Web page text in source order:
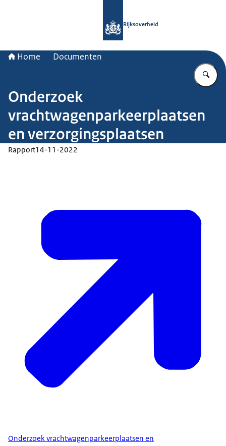
Rijksoverheid
Home Documenten
Onderzoek
vrachtwagenparkeerplaatsen
en verzorgingsplaatsen
Rapport14-11-2022
Onderzoek vrachtwagenparkeerplaatsen en